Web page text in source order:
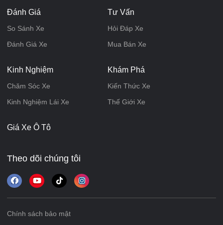
Đánh Giá
So Sánh Xe
Đánh Giá Xe
Tư Vấn
Hỏi Đáp Xe
Mua Bán Xe
Kinh Nghiệm
Chăm Sóc Xe
Kinh Nghiệm Lái Xe
Khám Phá
Kiến Thức Xe
Thế Giới Xe
Giá Xe Ô Tô
Theo dõi chúng tôi
Chính sách bảo mật